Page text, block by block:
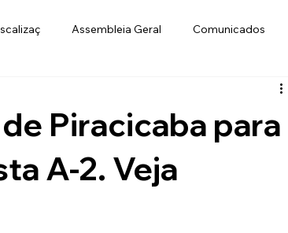
Assembleia Geral Comunicados
Run 2019 Lusa Futebol Feminino
Piracicaba para
A-2. Veja